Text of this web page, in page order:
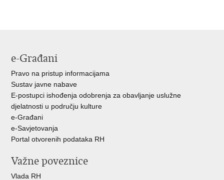
e-Građani
Pravo na pristup informacijama
Sustav javne nabave
E-postupci ishođenja odobrenja za obavljanje uslužne
djelatnosti u području kulture
e-Građani
e-Savjetovanja
Portal otvorenih podataka RH
Važne poveznice
Vlada RH